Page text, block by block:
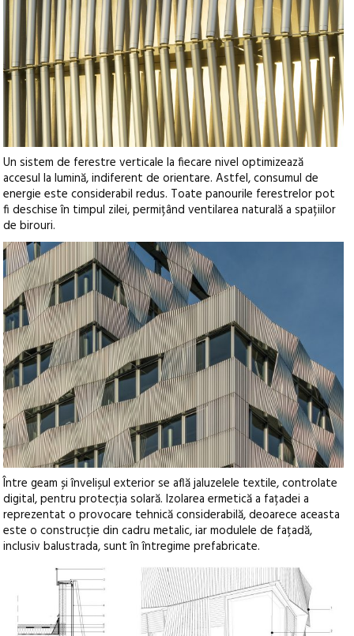
Un sistem de ferestre verticale la fiecare nivel optimizează
accesul la lumină, indiferent de orientare. Astfel, consumul de
energie este considerabil redus. Toate panourile ferestrelor pot
fi deschise în timpul zilei, permițând ventilarea naturală a spațiilor
de birouri.
Între geam și învelișul exterior se află jaluzelele textile, controlate
digital, pentru protecția solară. Izolarea ermetică a fațadei a
reprezentat o provocare tehnică considerabilă, deoarece aceasta
este o construcție din cadru metalic, iar modulele de fațadă,
inclusiv balustrada, sunt în întregime prefabricate.